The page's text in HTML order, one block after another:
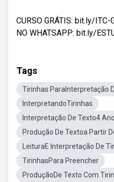
CURSO GRÁTIS: bit.ly/ITC-
NO WHATSAPP: bit.ly/
Tags
Tirinhas ParaInterpretação
InterpretandoTirinhas
Interpretação De Texto4
Produção De Textoa Partir
LeituraE Interpretação De
TirinhasPara Preencher
ProduçãoDe Texto Com